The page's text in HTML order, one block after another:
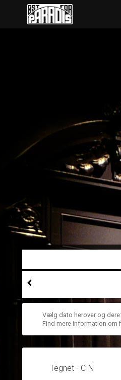
Øst for Paradis
Vælg dato herover og
Find mere information om
Tegnet - CIN